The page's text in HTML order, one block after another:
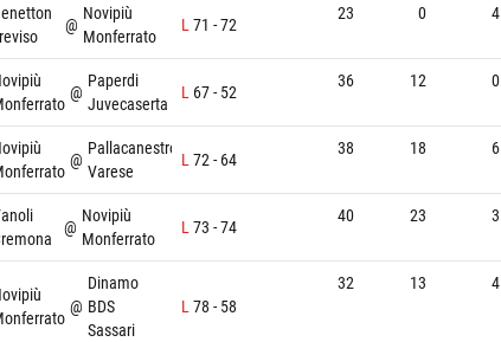
@
Novipiù
Monferrato
L71 -72
23 0 4
@
Paperdi
Juvecaserta
L 67- 52
36 12 0
@
Pallacanestro
Varese
L72- 64
38 18 6
@
Novipiù
Monferrato
L73 -74
40 23 3
@
Dinamo
BDS
Sassari
L78 - 58
32 13 4